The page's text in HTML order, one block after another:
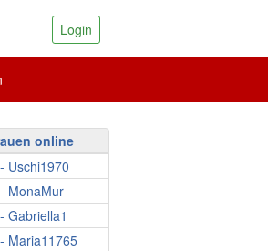
Login
online
Uschi1970
MonaMur
Gabriella1
Maria11765